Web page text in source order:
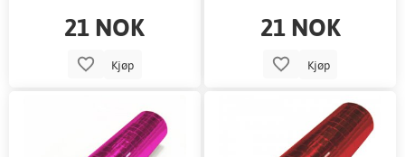
21 NOK
Kjøp
21 NOK
Kjøp